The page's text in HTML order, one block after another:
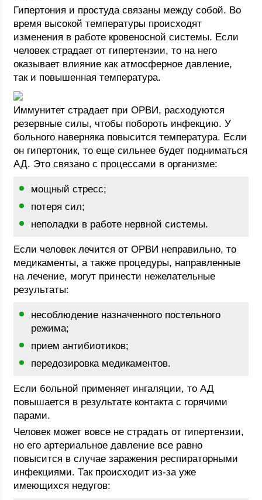
Гипертония и простуда связаны между собой. Во
время высокой температуры происходят
изменения в работе кровеносной системы. Если
человек страдает от гипертензии, то на него
оказывает влияние как атмосферное давление,
так и повышенная температура.
Иммунитет страдает при ОРВИ, расходуются
резервные силы, чтобы побороть инфекцию. У
больного наверняка повысится температура. Если
он гипертоник, то еще сильнее будет подниматься
АД. Это связано с процессами в организме:
мощный стресс;
потеря сил;
неполадки в работе нервной системы.
Если человек лечится от ОРВИ неправильно, то
медикаменты, а также процедуры, направленные
на лечение, могут принести нежелательные
результаты:
несоблюдение назначенного постельного
режима;
прием антибиотиков;
передозировка медикаментов.
Если больной применяет ингаляции, то АД
повышается в результате контакта с горячими
парами.
Человек может вовсе не страдать от гипертензии,
но его артериальное давление все равно
повысится в случае заражения респираторными
инфекциями. Так происходит из-за уже
имеющихся недугов: